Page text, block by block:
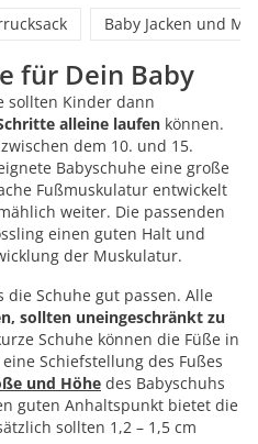
Baby Jacken und
für Dein Baby
sollten Kinder dann
alleine laufen können.
dem 10. und 15.
Babyschuhe eine große
Fußmuskulatur entwickelt
weiter. Die passenden
einen guten Halt und
der Muskulatur.
die Schuhe gut passen. Alle
sollten uneingeschränkt zu
Schuhe können die Füße in
Schiefstellung des Fußes
und Höhe des Babyschuhs
guten Anhaltspunkt bietet die
sollten 1,2 – 1,5 cm